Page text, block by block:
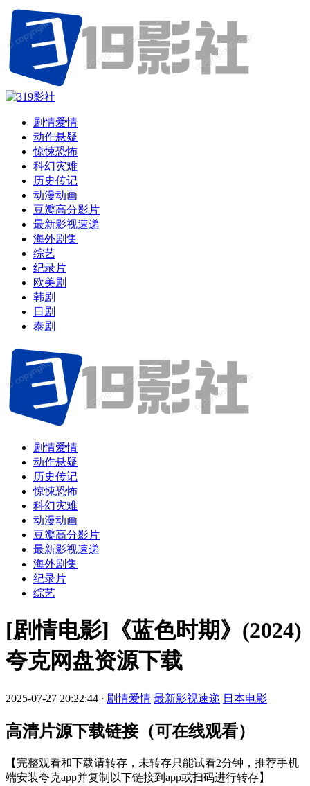
剧情爱情
动作悬疑
惊悚恐怖
科幻灾难
历史传记
动漫动画
豆瓣高分影片
最新影视速递
海外剧集
综艺
纪录片
欧美剧
韩剧
日剧
泰剧
剧情爱情
动作悬疑
历史传记
惊悚恐怖
科幻灾难
动漫动画
豆瓣高分影片
最新影视速递
海外剧集
纪录片
综艺
[剧情电影]《蓝色时期》(2024)
夸克网盘资源下载
2025-07-27 20:22:44 · 剧情爱情 最新影视速递 日本电影
高清片源下载链接（可在线观看）
【完整观看和下载请转存，未转存只能试看2分钟，推荐手机
端安装夸克app并复制以下链接到app或扫码进行转存】